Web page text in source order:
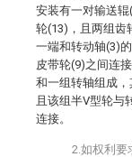
安装有一对输送
轮(13)，且两组齿
一端和转动轴(3)
皮带轮(9)之间连
和一组转轴组成，
且该组半V型轮与
连接。
2.如权利要